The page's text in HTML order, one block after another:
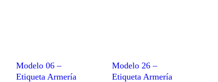
Modelo 06 –
Etiqueta Armería
Modelo 26 –
Etiqueta Armería